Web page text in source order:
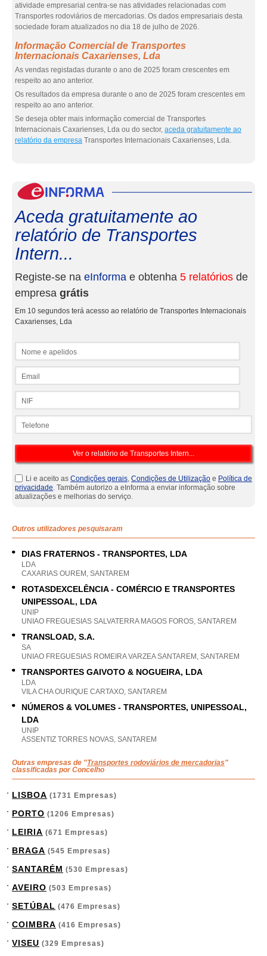
atividade empresarial centra-se nas atividades relacionadas com
Transportes rodoviários de mercadorias. Os dados empresariais desta
sociedade foram atualizados no dia 18 de julho de 2026.
Informação Comercial de Transportes
Internacionais Caxarienses, Lda
As vendas registadas durante o ano de 2025 foram crescentes em
respeito ao ano anterior.
Os resultados da empresa durante o ano de 2025 foram crescentes em
respeito ao ano anterior.
Se deseja obter mais informação comercial de Transportes
Internacionais Caxarienses, Lda ou do sector, aceda gratuitamente ao
relatório da empresa Transportes Internacionais Caxarienses, Lda.
Aceda gratuitamente ao
relatório de Transportes
Intern...
Registe-se na eInforma e obtenha 5 relatórios de
empresa grátis
Em 10 segundos terá acesso ao relatório de Transportes Internacionais
Caxarienses, Lda
Li e aceito as Condições gerais, Condições de Utilização e Política de
privacidade. Também autorizo a eInforma a enviar informação sobre
atualizações e melhorias do serviço.
Outros utilizadores pesquisaram
DIAS FRATERNOS - TRANSPORTES, LDA
LDA
CAXARIAS OUREM, SANTAREM
ROTASDEXCELÊNCIA - COMÉRCIO E TRANSPORTES
UNIPESSOAL, LDA
UNIP
UNIAO FREGUESIAS SALVATERRA MAGOS FOROS, SANTAREM
TRANSLOAD, S.A.
SA
UNIAO FREGUESIAS ROMEIRA VARZEA SANTAREM, SANTAREM
TRANSPORTES GAIVOTO & NOGUEIRA, LDA
LDA
VILA CHA OURIQUE CARTAXO, SANTAREM
NÚMEROS & VOLUMES - TRANSPORTES, UNIPESSOAL,
LDA
UNIP
ASSENTIZ TORRES NOVAS, SANTAREM
Outras empresas de "Transportes rodoviários de mercadorias"
classificadas por Concelho
LISBOA (1731 Empresas)
PORTO (1206 Empresas)
LEIRIA (671 Empresas)
BRAGA (545 Empresas)
SANTARÉM (530 Empresas)
AVEIRO (503 Empresas)
SETÚBAL (476 Empresas)
COIMBRA (416 Empresas)
VISEU (329 Empresas)